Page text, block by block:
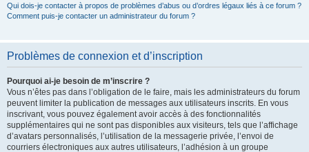
Qui dois-je contacter à propos de problèmes d’abus ou d’ordres légaux liés à ce forum ?
Comment puis-je contacter un administrateur du forum ?
Problèmes de connexion et d’inscription
Pourquoi ai-je besoin de m’inscrire ?
Vous n’êtes pas dans l’obligation de le faire, mais les administrateurs du forum
peuvent limiter la publication de messages aux utilisateurs inscrits. En vous
inscrivant, vous pouvez également avoir accès à des fonctionnalités
supplémentaires qui ne sont pas disponibles aux visiteurs, tels que l’affichage
d’avatars personnalisés, l’utilisation de la messagerie privée, l’envoi de
courriers électroniques aux autres utilisateurs, l’adhésion à un groupe